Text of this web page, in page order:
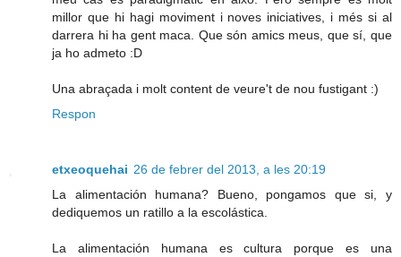
millor que hi hagi moviment i noves iniciatives, i més si al
darrera hi ha gent maca. Que són amics meus, que sí, que
ja ho admeto :D
Una abraçada i molt content de veure't de nou fustigant :)
Respon
etxeoquehai 26 de febrer del 2013, a les 20:19
La alimentación humana? Bueno, pongamos que si, y
dediquemos un ratillo a la escolástica.
La alimentación humana es cultura porque es una